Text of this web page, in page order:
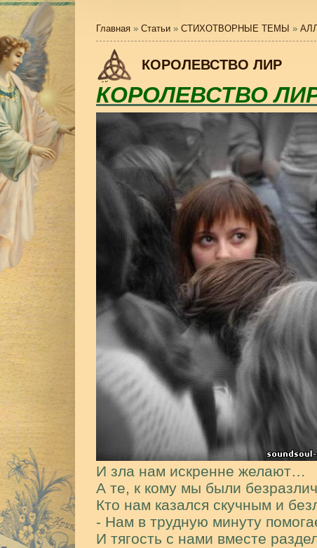
Главная » Статьи » СТИХОТВОРНЫЕ ТЕМЫ »
КОРОЛЕВСТВО ЛИР
КОРОЛЕВСТВО
И зла нам искренне желают…
А те, к кому мы были
Кто нам казался скучным и
- Нам в трудную минуту
И тягость с нами вместе